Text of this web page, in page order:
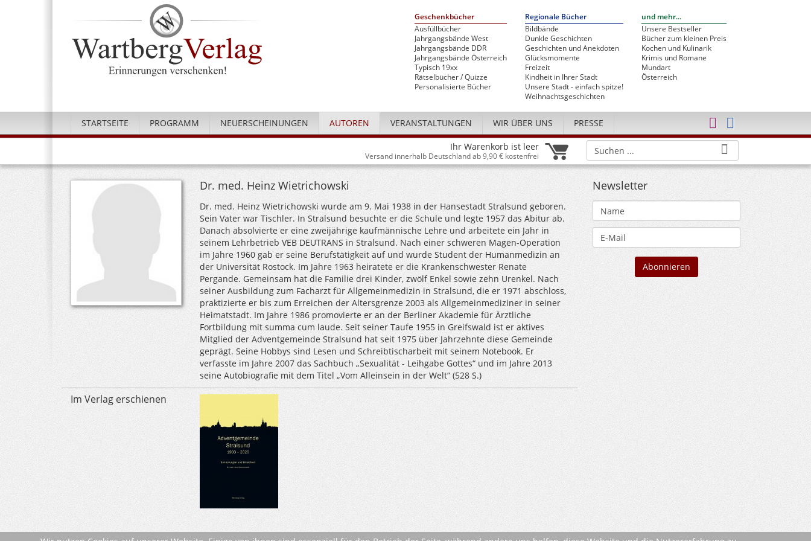
Geschenkbücher
Ausfüllbücher
Jahrgangsbände West
Jahrgangsbände DDR
Jahrgangsbände Österreich
Typisch 19xx
Rätselbücher / Quizze
Personalisierte Bücher
Regionale Bücher
Bildbände
Dunkle Geschichten
Geschichten und Anekdoten
Glücksmomente
Freizeit
Kindheit in Ihrer Stadt
Unsere Stadt - einfach spitze!
Weihnachtsgeschichten
und mehr...
Unsere Bestseller
Bücher zum kleinen Preis
Kochen und Kulinarik
Krimis und Romane
Mundart
Österreich
STARTSEITE PROGRAMM NEUERSCHEINUNGEN AUTOREN VERANSTALTUNGEN WIR ÜBER UNS PRESSE
Ihr Warenkorb ist leer
Versand innerhalb Deutschland ab 9,90 € kostenfrei
Dr. med. Heinz Wietrichowski
Dr. med. Heinz Wietrichowski wurde am 9. Mai 1938 in der Hansestadt Stralsund geboren.
Sein Vater war Tischler. In Stralsund besuchte er die Schule und legte 1957 das Abitur ab.
Danach absolvierte er eine zweijährige kaufmännische Lehre und arbeitete ein Jahr in
seinem Lehrbetrieb VEB DEUTRANS in Stralsund. Nach einer schweren Magen-Operation
im Jahre 1960 gab er seine Berufstätigkeit auf und wurde Student der Humanmedizin an
der Universität Rostock. Im Jahre 1963 heiratete er die Krankenschwester Renate
Pergande. Gemeinsam hat die Familie drei Kinder, zwölf Enkel sowie zehn Urenkel. Nach
seiner Ausbildung zum Facharzt für Allgemeinmedizin in Stralsund, die er 1971 abschloss,
praktizierte er bis zum Erreichen der Altersgrenze 2003 als Allgemeinmediziner in seiner
Heimatstadt. Im Jahre 1986 promovierte er an der Berliner Akademie für Ärztliche
Fortbildung mit summa cum laude. Seit seiner Taufe 1955 in Greifswald ist er aktives
Mitglied der Adventgemeinde Stralsund hat seit 1975 über Jahrzehnte diese Gemeinde
geprägt. Seine Hobbys sind Lesen und Schreibtischarbeit mit seinem Notebook. Er
verfasste im Jahre 2007 das Sachbuch „Sexualität - Leihgabe Gottes“ und im Jahre 2013
seine Autobiografie mit dem Titel „Vom Alleinsein in der Welt“ (528 S.)
Im Verlag erschienen
zurück
Newsletter